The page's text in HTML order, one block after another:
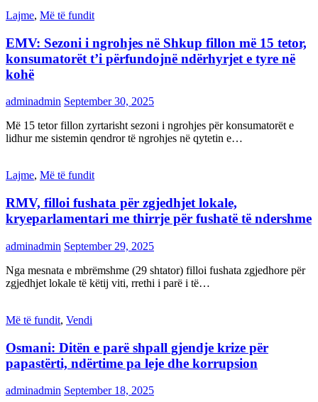
Lajme, Më të fundit
EMV: Sezoni i ngrohjes në Shkup fillon më 15 tetor,
konsumatorët t’i përfundojnë ndërhyrjet e tyre në
kohë
adminadmin September 30, 2025
Më 15 tetor fillon zyrtarisht sezoni i ngrohjes për konsumatorët e
lidhur me sistemin qendror të ngrohjes në qytetin e…
Lajme, Më të fundit
RMV, filloi fushata për zgjedhjet lokale,
kryeparlamentari me thirrje për fushatë të ndershme
adminadmin September 29, 2025
Nga mesnata e mbrëmshme (29 shtator) filloi fushata zgjedhore për
zgjedhjet lokale të këtij viti, rrethi i parë i të…
Më të fundit, Vendi
Osmani: Ditën e parë shpall gjendje krize për
papastërti, ndërtime pa leje dhe korrupsion
adminadmin September 18, 2025